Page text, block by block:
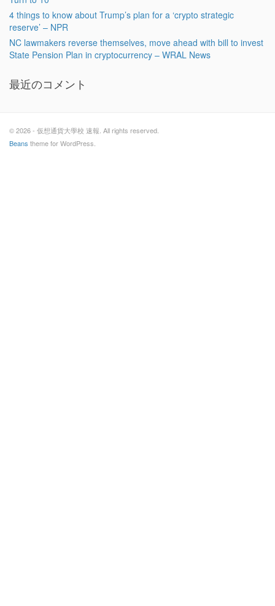
4 things to know about Trump’s plan for a ‘crypto strategic
reserve’ – NPR
NC lawmakers reverse themselves, move ahead with bill to invest
State Pension Plan in cryptocurrency – WRAL News
最近のコメント
© 2026 - 仮想通貨大學校 速報. All rights reserved.
Beans theme for WordPress.